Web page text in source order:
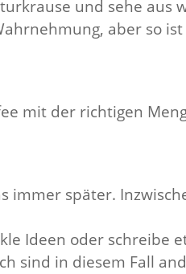
und sehe aus
aber so ist
mit der richtigen
immer später.
Ideen oder schreibe
sind in diesem Fall